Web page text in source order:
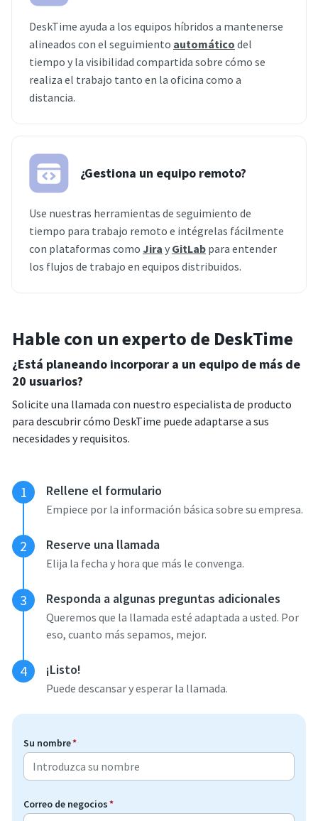
DeskTime ayuda a los equipos híbridos a mantenerse
alineados con el seguimiento automático del
tiempo y la visibilidad compartida sobre cómo se
realiza el trabajo tanto en la oficina como a
distancia.
¿Gestiona un equipo remoto?
Use nuestras herramientas de seguimiento de
tiempo para trabajo remoto e intégrelas fácilmente
con plataformas como Jira y GitLab para entender
los flujos de trabajo en equipos distribuidos.
Hable con un experto de DeskTime
¿Está planeando incorporar a un equipo de más de
20 usuarios?
Solicite una llamada con nuestro especialista de producto
para descubrir cómo DeskTime puede adaptarse a sus
necesidades y requisitos.
1 Rellene el formulario
Empiece por la información básica sobre su empresa.
2 Reserve una llamada
Elija la fecha y hora que más le convenga.
3 Responda a algunas preguntas adicionales
Queremos que la llamada esté adaptada a usted. Por
eso, cuanto más sepamos, mejor.
4 ¡Listo!
Puede descansar y esperar la llamada.
Su nombre*
Correo de negocios*